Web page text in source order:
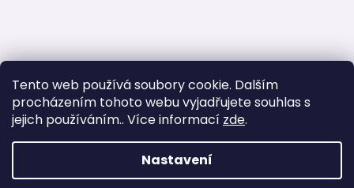
Tento web používá soubory cookie. Dalším
procházením tohoto webu vyjadřujete souhlas s
jejich používáním.. Více informací zde.
Nastavení
Facebook